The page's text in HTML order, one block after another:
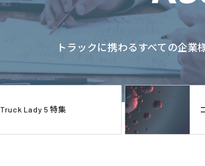
トラックに携わるすべての企業
Truck Lady 5 特集